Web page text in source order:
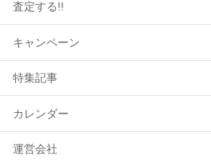
査定する!!
キャンペーン
特集記事
カレンダー
運営会社